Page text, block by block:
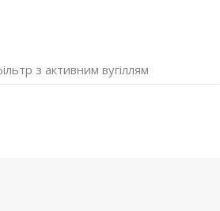
з активним вугіллям